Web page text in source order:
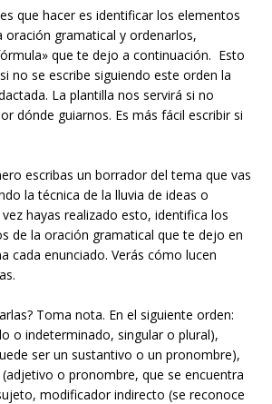
que hacer es identificar los elementos
oración gramatical y ordenarlos,
que te dejo a continuación. Esto
no se escribe siguiendo este orden la
La plantilla nos servirá si no
dónde guiarnos. Es más fácil escribir si
escribas un borrador del tema que vas
la técnica de la lluvia de ideas o
hayas realizado esto, identifica los
de la oración gramatical que te dejo en
cada enunciado. Verás cómo lucen
Toma nota. En el siguiente orden:
o indeterminado, singular o plural),
ser un sustantivo o un pronombre),
o pronombre, que se encuentra
modificador indirecto (se reconoce